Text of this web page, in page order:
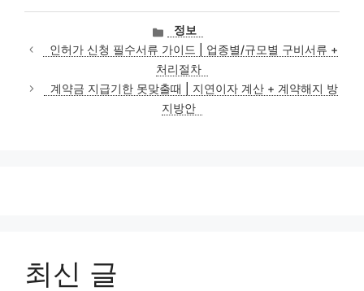
카
테
고
리
정보
인허가 신청 필수서류 가이드 | 업종별/규모별 구비서류 +
처리절차
계약금 지급기한 못맞출때 | 지연이자 계산 + 계약해지 방
지방안
최신 글